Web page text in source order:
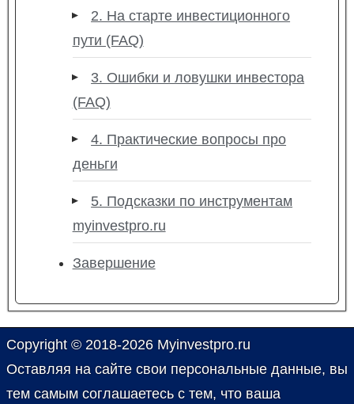
2. На старте инвестиционного
пути (FAQ)
3. Ошибки и ловушки инвестора
(FAQ)
4. Практические вопросы про
деньги
5. Подсказки по инструментам
myinvestpro.ru
Завершение
Copyright © 2018-2026 Myinvestpro.ru
Оставляя на сайте свои персональные данные, вы
тем самым соглашаетесь с тем, что ваша